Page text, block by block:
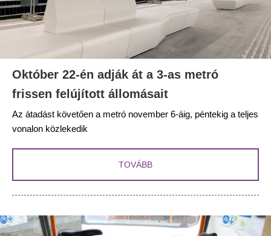
Október 22-én adják át a 3-as metró
frissen felújított állomásait
Az átadást követően a metró november 6-áig, péntekig a teljes
vonalon közlekedik
TOVÁBB